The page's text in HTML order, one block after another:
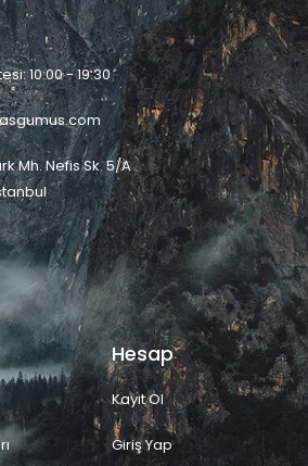
10:00 - 19:30
Mh. Nefis Sk. 5/A
Hesap
Kayıt Ol
Giriş Yap